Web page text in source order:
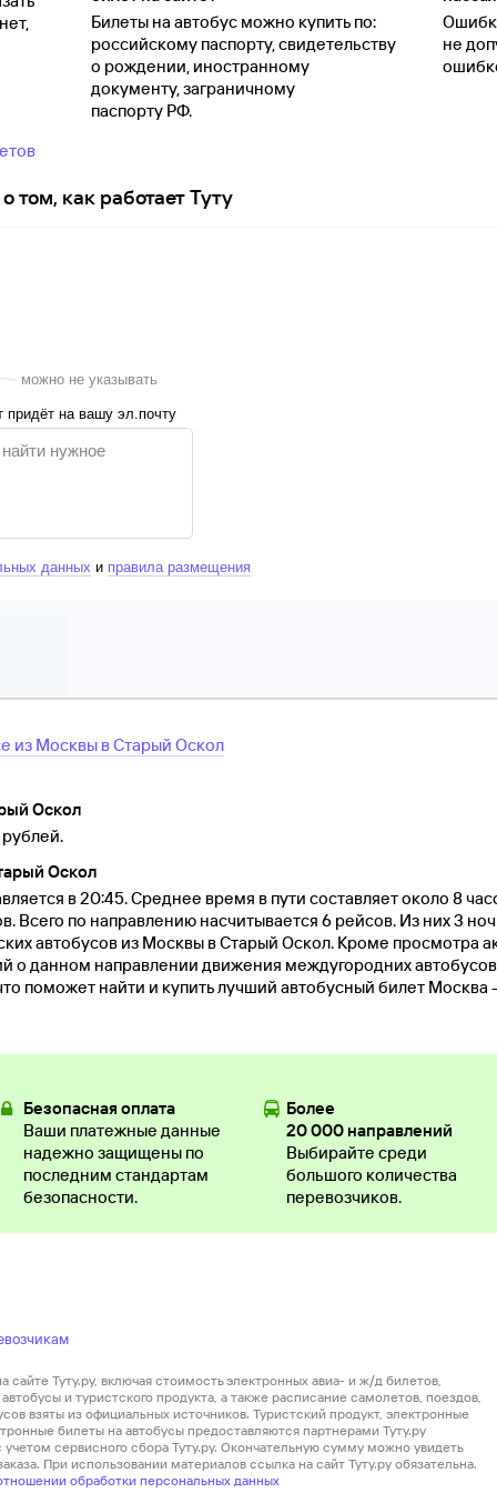
Билеты на автобус можно купить по:
российскому паспорту, свидетельству
о рождении, иностранному
документу, заграничному
паспорту РФ.
не
том, как работает Туту
можно не указывать
на вашу эл.почту
данных и правила размещения
из Москвы вСтарый Оскол
Оскол
Оскол
в 20:45. Среднее время в пути составляет около 8
Всего по направлению насчитывается 6 рейсов. Из них 3
автобусов из Москвы в Старый Оскол. Кроме просмотра
о данном направлении движения междугородних
поможет найти и купить лучший автобусный билет
Безопасная оплата
Ваши платежные данные
надежно защищены по
последним стандартам
безопасности.
Более
20 000 направлений
Выбирайте среди
большого количества
перевозчиков.
сайте Туту.ру, включая стоимость электронных авиа- и ж/д билетов,
и туристского продукта, а также расписание самолетов, поездов,
взяты из официальных источников. Туристский продукт, электронные
билеты на автобусы предоставляются партнерами Туту.ру
учетом сервисного сбора Туту.ру. Окончательную сумму можно увидеть
При использовании материалов ссылка на сайт Туту.ру обязательна.
обработки персональных данных